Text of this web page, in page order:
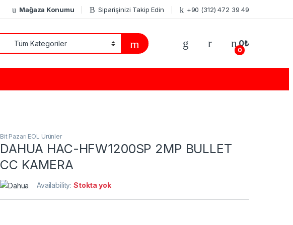
Mağaza Konumu Siparişinizi Takip Edin +90 (312) 472 39 49
0
0₺
Bit Pazarı EOL Ürünler
DAHUA HAC-HFW1200SP 2MP BULLET
CC KAMERA
Availability:Stokta yok